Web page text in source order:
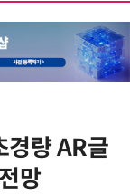
경량 AR글
망